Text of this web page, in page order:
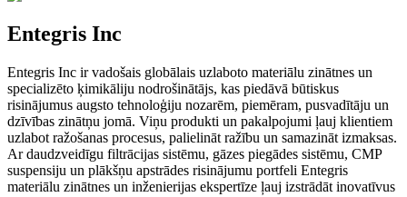
Entegris Inc
Entegris Inc ir vadošais globālais uzlaboto materiālu zinātnes un
specializēto ķimikāliju nodrošinātājs, kas piedāvā būtiskus
risinājumus augsto tehnoloģiju nozarēm, piemēram, pusvadītāju un
dzīvības zinātņu jomā. Viņu produkti un pakalpojumi ļauj klientiem
uzlabot ražošanas procesus, palielināt ražību un samazināt izmaksas.
Ar daudzveidīgu filtrācijas sistēmu, gāzes piegādes sistēmu, CMP
suspensiju un plākšņu apstrādes risinājumu portfeli Entegris
materiālu zinātnes un inženierijas ekspertīze ļauj izstrādāt inovatīvus